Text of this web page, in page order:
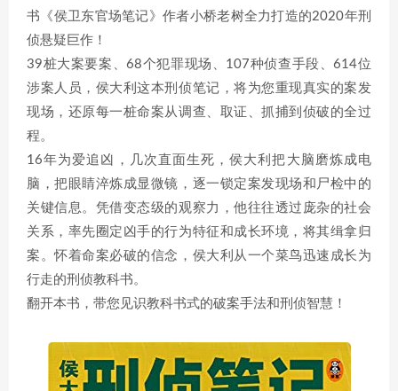
书《侯卫东官场笔记》作者小桥老树全力打造的2020年刑
侦悬疑巨作！
39桩大案要案、68个犯罪现场、107种侦查手段、614位
涉案人员，侯大利这本刑侦笔记，将为您重现真实的案发
现场，还原每一桩命案从调查、取证、抓捕到侦破的全过
程。
16年为爱追凶，几次直面生死，侯大利把大脑磨炼成电
脑，把眼睛淬炼成显微镜，逐一锁定案发现场和尸检中的
关键信息。凭借变态级的观察力，他往往透过庞杂的社会
关系，率先圈定凶手的行为特征和成长环境，将其缉拿归
案。怀着命案必破的信念，侯大利从一个菜鸟迅速成长为
行走的刑侦教科书。
翻开本书，带您见识教科书式的破案手法和刑侦智慧！